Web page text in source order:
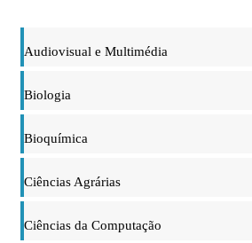
Audiovisual e Multimédia
Biologia
Bioquímica
Ciências Agrárias
Ciências da Computação